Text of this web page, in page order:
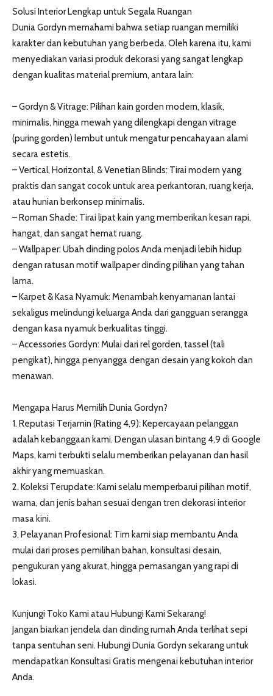
Solusi Interior Lengkap untuk Segala Ruangan
Dunia Gordyn memahami bahwa setiap ruangan memiliki
karakter dan kebutuhan yang berbeda. Oleh karena itu, kami
menyediakan variasi produk dekorasi yang sangat lengkap
dengan kualitas material premium, antara lain:
– Gordyn & Vitrage: Pilihan kain gorden modern, klasik,
minimalis, hingga mewah yang dilengkapi dengan vitrage
(puring gorden) lembut untuk mengatur pencahayaan alami
secara estetis.
– Vertical, Horizontal, & Venetian Blinds: Tirai modern yang
praktis dan sangat cocok untuk area perkantoran, ruang kerja,
atau hunian berkonsep minimalis.
– Roman Shade: Tirai lipat kain yang memberikan kesan rapi,
hangat, dan sangat hemat ruang.
– Wallpaper: Ubah dinding polos Anda menjadi lebih hidup
dengan ratusan motif wallpaper dinding pilihan yang tahan
lama.
– Karpet & Kasa Nyamuk: Menambah kenyamanan lantai
sekaligus melindungi keluarga Anda dari gangguan serangga
dengan kasa nyamuk berkualitas tinggi.
– Accessories Gordyn: Mulai dari rel gorden, tassel (tali
pengikat), hingga penyangga dengan desain yang kokoh dan
menawan.
Mengapa Harus Memilih Dunia Gordyn?
1. Reputasi Terjamin (Rating 4,9): Kepercayaan pelanggan
adalah kebanggaan kami. Dengan ulasan bintang 4,9 di Google
Maps, kami terbukti selalu memberikan pelayanan dan hasil
akhir yang memuaskan.
2. Koleksi Terupdate: Kami selalu memperbarui pilihan motif,
warna, dan jenis bahan sesuai dengan tren dekorasi interior
masa kini.
3. Pelayanan Profesional: Tim kami siap membantu Anda
mulai dari proses pemilihan bahan, konsultasi desain,
pengukuran yang akurat, hingga pemasangan yang rapi di
lokasi.
Kunjungi Toko Kami atau Hubungi Kami Sekarang!
Jangan biarkan jendela dan dinding rumah Anda terlihat sepi
tanpa sentuhan seni. Hubungi Dunia Gordyn sekarang untuk
mendapatkan Konsultasi Gratis mengenai kebutuhan interior
Anda.